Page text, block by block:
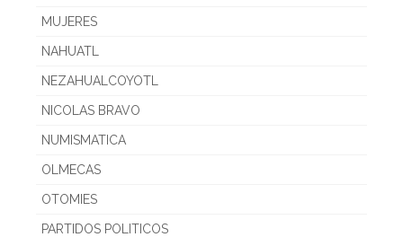
MUJERES
NAHUATL
NEZAHUALCOYOTL
NICOLAS BRAVO
NUMISMATICA
OLMECAS
OTOMIES
PARTIDOS POLITICOS